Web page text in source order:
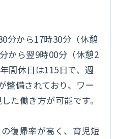
分から17時30分（休憩
から翌9時00分（休憩2
間休日は115日で、週
整備されており、ワー
た働き方が可能です。
復帰率が高く、育児短